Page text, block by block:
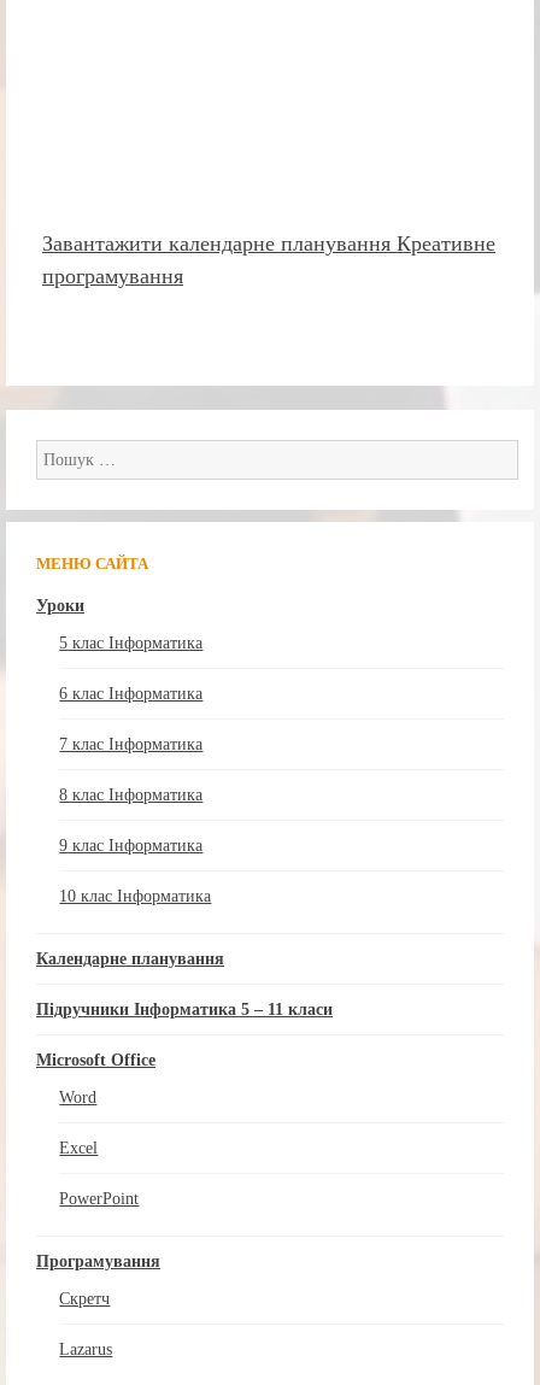
Завантажити календарне планування Креативне
програмування
Пошук:
МЕНЮ САЙТА
Уроки
5 клас Інформатика
6 клас Інформатика
7 клас Інформатика
8 клас Інформатика
9 клас Інформатика
10 клас Інформатика
Календарне планування
Підручники Інформатика 5 – 11 класи
Microsoft Office
Word
Excel
PowerPoint
Програмування
Скретч
Lazarus